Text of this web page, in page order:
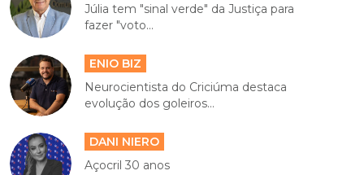
Júlia tem "sinal verde" da Justiça para
fazer "voto...
ENIO BIZ
Neurocientista do Criciúma destaca
evolução dos goleiros...
DANI NIERO
Açocril 30 anos